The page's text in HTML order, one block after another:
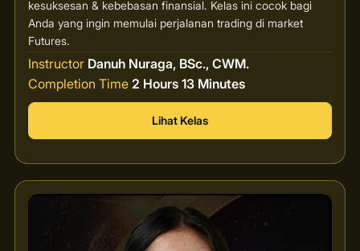
kesuksesan & kebebasan finansial. Kelas ini cocok bagi
Anda yang ingin memulai perjalanan trading di market
Futures.
Instructor Danuh Nuraga, BSc., CWM.
Completion Time 2 Hours 13 Minutes
Lihat Kelas